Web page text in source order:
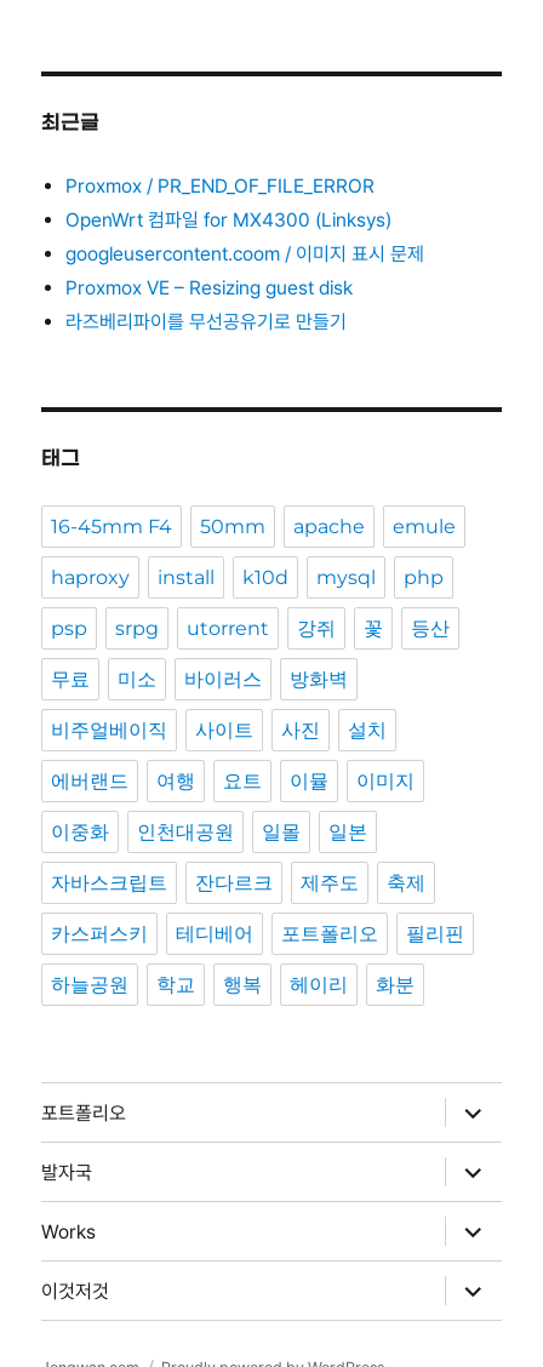
최근글
Proxmox / PR_END_OF_FILE_ERROR
OpenWrt 컴파일 for MX4300 (Linksys)
googleusercontent.coom / 이미지 표시 문제
Proxmox VE – Resizing guest disk
라즈베리파이를 무선공유기로 만들기
태그
16-45mm F4 50mm apache emule
haproxy install k10d mysql php
psp srpg utorrent 강쥐 꽃 등산
무료 미소 바이러스 방화벽
비주얼베이직 사이트 사진 설치
에버랜드 여행 요트 이뮬 이미지
이중화 인천대공원 일몰 일본
자바스크립트 잔다르크 제주도 축제
카스퍼스키 테디베어 포트폴리오 필리핀
하늘공원 학교 행복 헤이리 화분
포트폴리오
위
메
뉴
확
장
발자국
위
메
뉴
확
장
Works
위
메
뉴
확
장
이것저것
위
메